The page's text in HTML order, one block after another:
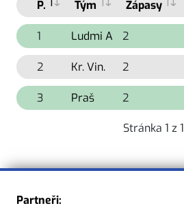
P. Tým Zápasy
1 Ludmi A 2
2 Kr. Vin. 2
3 Praš 2
Stránka 1 z 1
Partneři: